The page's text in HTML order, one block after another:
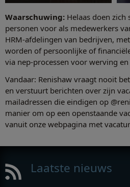
Informatie over ons
Waarschuwing: Helaas doen
personen voor als medewerkers
HRM-afdelingen van bedrijven,
worden of persoonlijke of
via nep-processen voor werving en
Vandaar: Renishaw vraagt nooit
en verstuurt berichten over zijn
mailadressen die eindigen op
manier om op een openstaande
vanuit onze webpagina met
Laatste nieuws